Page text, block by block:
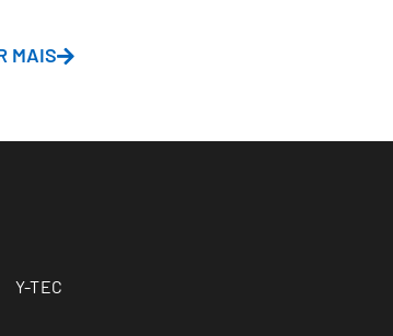
MAIS
Y-TEC